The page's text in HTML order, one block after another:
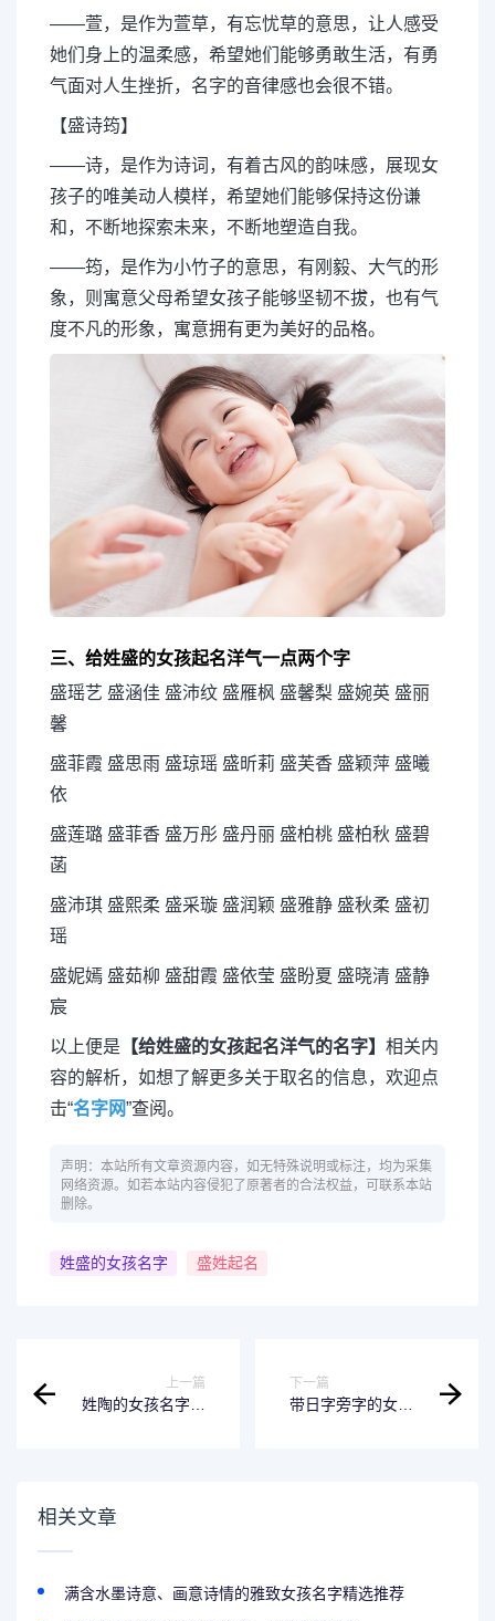
——萱，是作为萱草，有忘忧草的意思，让人感受
她们身上的温柔感，希望她们能够勇敢生活，有勇
气面对人生挫折，名字的音律感也会很不错。
【盛诗筠】
——诗，是作为诗词，有着古风的韵味感，展现女
孩子的唯美动人模样，希望她们能够保持这份谦
和，不断地探索未来，不断地塑造自我。
——筠，是作为小竹子的意思，有刚毅、大气的形
象，则寓意父母希望女孩子能够坚韧不拔，也有气
度不凡的形象，寓意拥有更为美好的品格。
三、给姓盛的女孩起名洋气一点两个字
盛瑶艺 盛涵佳 盛沛纹 盛雁枫 盛馨梨 盛婉英 盛丽
馨
盛菲霞 盛思雨 盛琼瑶 盛昕莉 盛芙香 盛颖萍 盛曦
依
盛莲璐 盛菲香 盛万彤 盛丹丽 盛柏桃 盛柏秋 盛碧
菡
盛沛琪 盛熙柔 盛采璇 盛润颖 盛雅静 盛秋柔 盛初
瑶
盛妮嫣 盛茹柳 盛甜霞 盛依莹 盛盼夏 盛晓清 盛静
宸
以上便是 【给姓盛的女孩起名洋气的名字】 相关内
容的解析，如想了解更多关于取名的信息，欢迎点
击“名字网”查阅。
声明：本站所有文章资源内容，如无特殊说明或标注，均为采集
网络资源。如若本站内容侵犯了原著者的合法权益，可联系本站
删除。
姓盛的女孩名字 盛姓起名
上一篇
姓陶的女孩名字起
下一篇
带日字旁字的女孩
相关文章
满含水墨诗意、画意诗情的雅致女孩名字精选推荐